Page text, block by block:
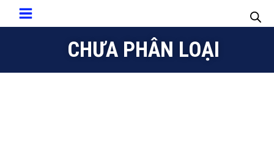
CHƯA PHÂN LOẠI